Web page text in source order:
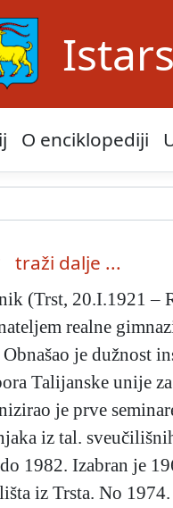
O enciklopediji
traži dalje ...
(Trst, 20.I.1921 –
realne
je dužnost
Talijanske unije
je prve
iz tal.
1982. Izabran je
iz Trsta. No